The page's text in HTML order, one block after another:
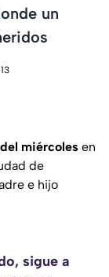
un
miércoles en
de
e hijo
sigue a